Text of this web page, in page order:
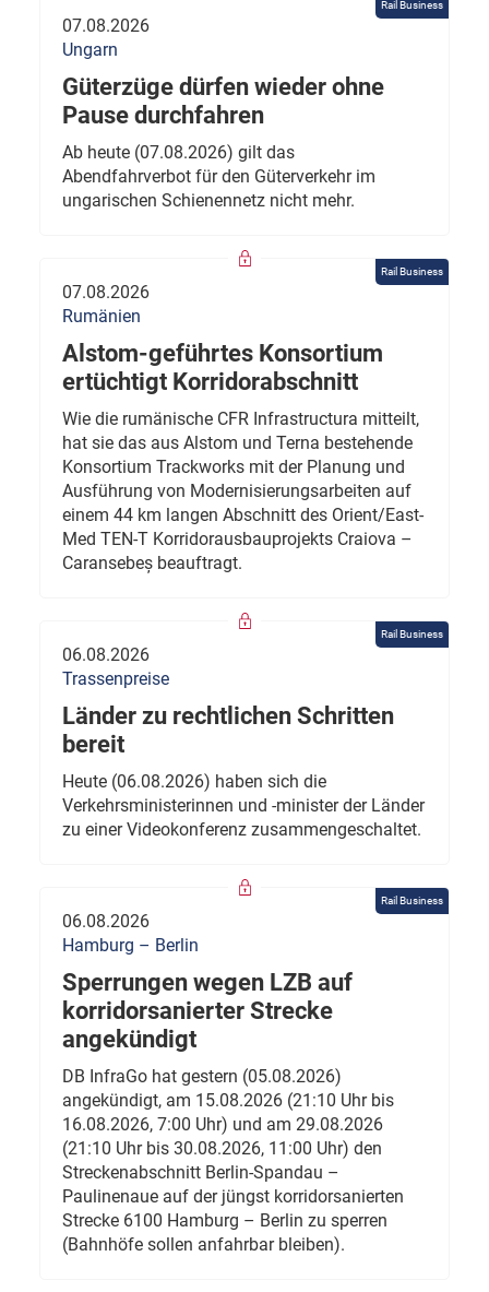
Rail Business
07.08.2026
Ungarn
Güterzüge dürfen wieder ohne
Pause durchfahren
Ab heute (07.08.2026) gilt das
Abendfahrverbot für den Güterverkehr im
ungarischen Schienennetz nicht mehr.
Rail Business
07.08.2026
Rumänien
Alstom-geführtes Konsortium
ertüchtigt Korridorabschnitt
Wie die rumänische CFR Infrastructura mitteilt,
hat sie das aus Alstom und Terna bestehende
Konsortium Trackworks mit der Planung und
Ausführung von Modernisierungsarbeiten auf
einem 44 km langen Abschnitt des Orient/East-
Med TEN-T Korridorausbauprojekts Craiova –
Caransebeș beauftragt.
Rail Business
06.08.2026
Trassenpreise
Länder zu rechtlichen Schritten
bereit
Heute (06.08.2026) haben sich die
Verkehrsministerinnen und -minister der Länder
zu einer Videokonferenz zusammengeschaltet.
Rail Business
06.08.2026
Hamburg – Berlin
Sperrungen wegen LZB auf
korridorsanierter Strecke
angekündigt
DB InfraGo hat gestern (05.08.2026)
angekündigt, am 15.08.2026 (21:10 Uhr bis
16.08.2026, 7:00 Uhr) und am 29.08.2026
(21:10 Uhr bis 30.08.2026, 11:00 Uhr) den
Streckenabschnitt Berlin-Spandau –
Paulinenaue auf der jüngst korridorsanierten
Strecke 6100 Hamburg – Berlin zu sperren
(Bahnhöfe sollen anfahrbar bleiben).